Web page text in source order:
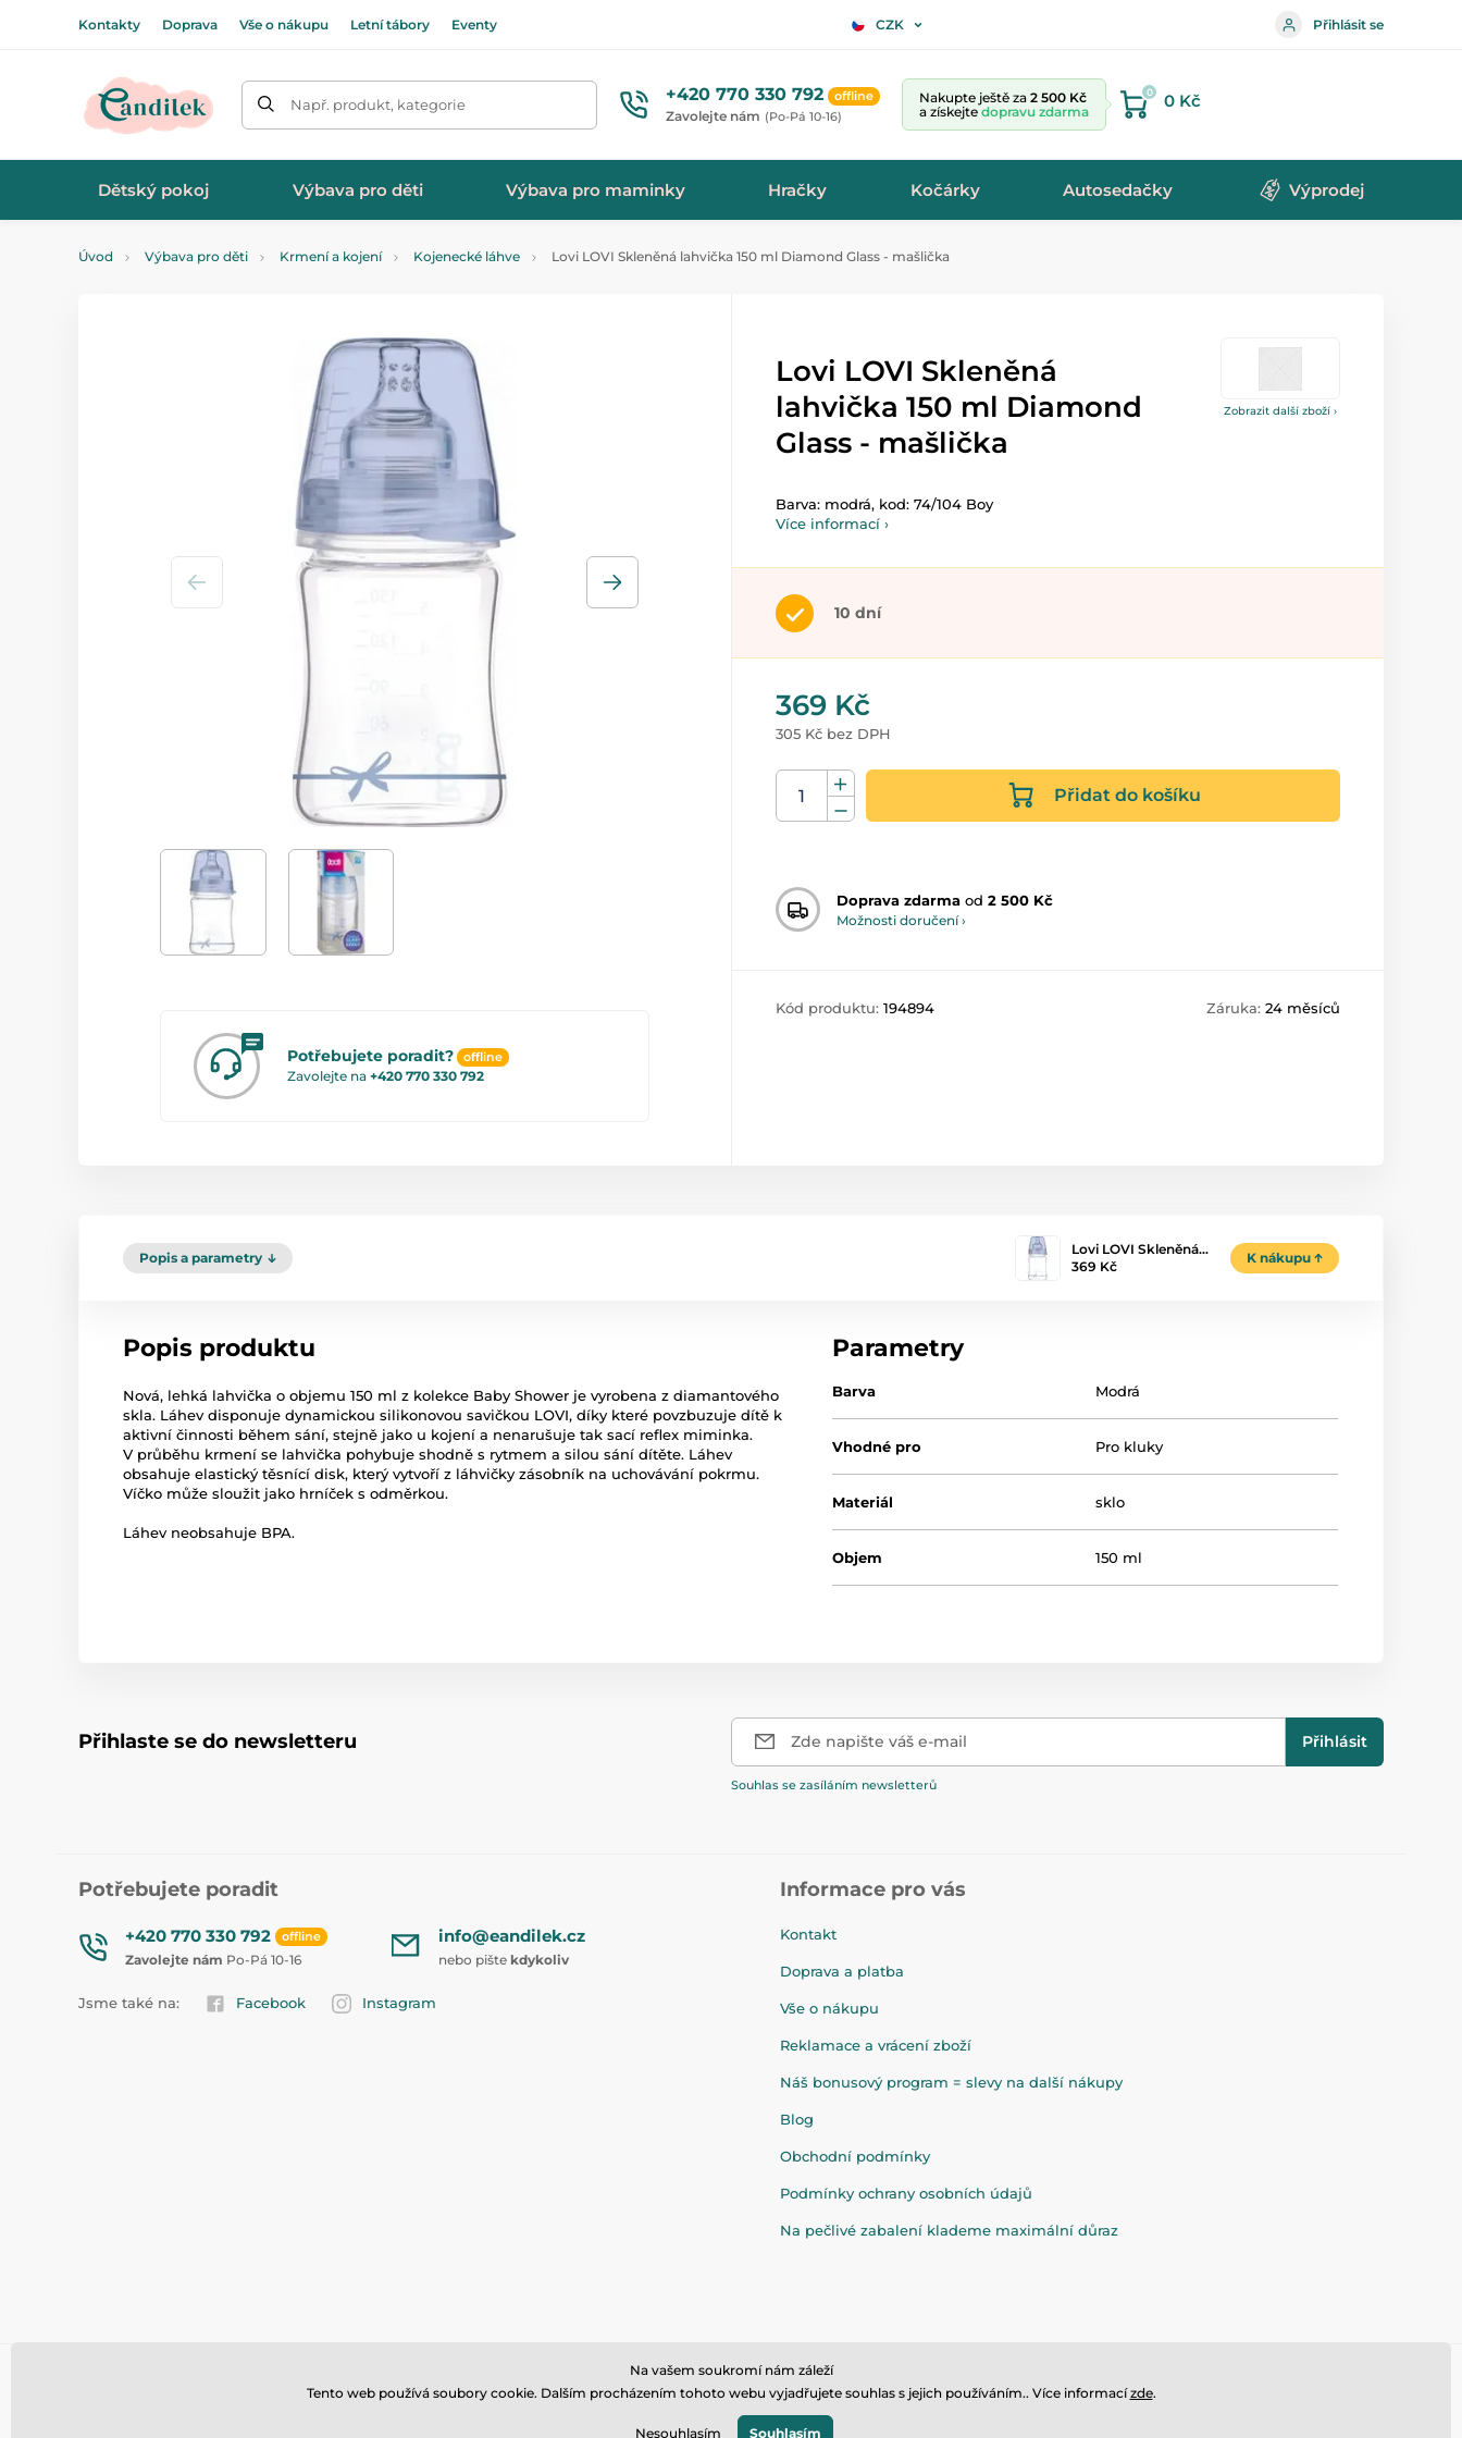
Kontakty Doprava Vše o nákupu Letní tábory Eventy CZK Přihlásit se
Např. produkt, kategorie +420 770 330 792 offline
Zavolejte nám (Po-Pá 10-16)
Nakupte ještě za 2 500 Kč
a získejte dopravu zdarma
0 0 Kč
Dětský pokoj Výbava pro děti Výbava pro maminky Hračky Kočárky Autosedačky Výprodej
Úvod Výbava pro děti Krmení a kojení Kojenecké láhve Lovi LOVI Skleněná lahvička 150 ml Diamond Glass - mašlička
Zobrazit další zboží ›
Potřebujete poradit? offline
Zavolejte na +420 770 330 792
Lovi LOVI Skleněná
lahvička 150 ml Diamond
Glass - mašlička
Barva: modrá, kod: 74/104 Boy
Více informací ›
10 dní
369 Kč
305 Kč bez DPH
Přidat do košíku
Doprava zdarma od 2 500 Kč
Možnosti doručení ›
Kód produktu: 194894 Záruka: 24 měsíců
Popis a parametry
Lovi LOVI Skleněná…
369 Kč
K nákupu
Popis produktu
Nová, lehká lahvička o objemu 150 ml z kolekce Baby Shower je vyrobena z diamantového
skla. Láhev disponuje dynamickou silikonovou savičkou LOVI, díky které povzbuzuje dítě k
aktivní činnosti během sání, stejně jako u kojení a nenarušuje tak sací reflex miminka.
V průběhu krmení se lahvička pohybuje shodně s rytmem a silou sání dítěte. Láhev
obsahuje elastický těsnící disk, který vytvoří z láhvičky zásobník na uchovávání pokrmu.
Víčko může sloužit jako hrníček s odměrkou.
Láhev neobsahuje BPA.
Parametry
Barva Modrá
Vhodné pro Pro kluky
Materiál sklo
Objem 150 ml
Přihlaste se do newsletteru Zde napište váš e-mail Přihlásit
Souhlas se zasíláním newsletterů
Potřebujete poradit
+420 770 330 792 offline
Zavolejte nám Po-Pá 10-16
info@eandilek.cz
nebo pište kdykoliv
Jsme také na: Facebook Instagram
Informace pro vás
Kontakt
Doprava a platba
Vše o nákupu
Reklamace a vrácení zboží
Náš bonusový program = slevy na další nákupy
Blog
Obchodní podmínky
Podmínky ochrany osobních údajů
Na pečlivé zabalení klademe maximální důraz
© 2026 www.eandilek.cz ⦁ E-shop vytvořilaSIMPLIA.cz
Na vašem soukromí nám záleží
Tento web používá soubory cookie. Dalším procházením tohoto webu vyjadřujete souhlas s jejich používáním.. Více informacízde.
Nesouhlasím Souhlasím